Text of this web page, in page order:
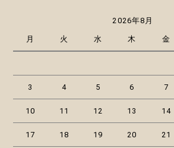
2026年8月
月 火 水 木 金
3 4 5 6 7
10 11 12 13 14
17 18 19 20 21